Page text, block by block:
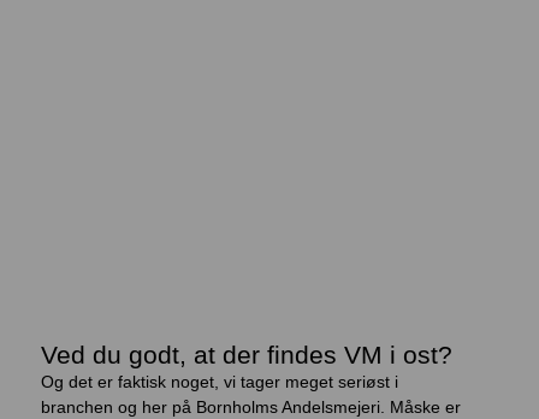
Ved du godt, at der findes VM i ost?
Og det er faktisk noget, vi tager meget seriøst i
branchen og her på Bornholms Andelsmejeri. Måske er